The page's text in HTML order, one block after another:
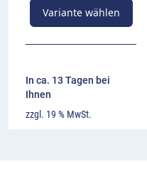
Variante wählen
In ca. 13 Tagen bei
Ihnen
zzgl. 19 % MwSt.